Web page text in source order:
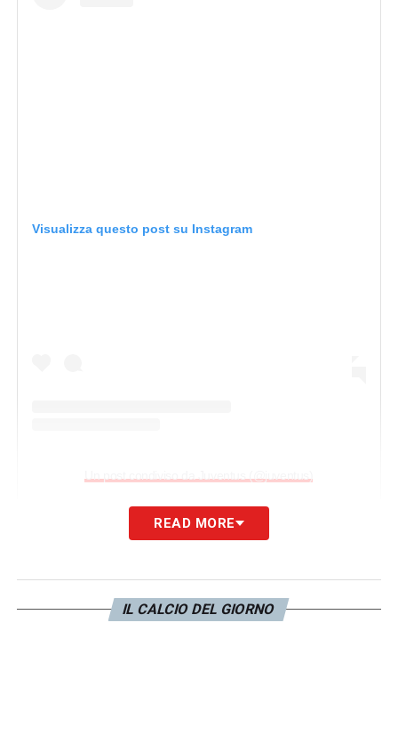
Visualizza questo post su Instagram
Il club ha raccontato la giornata di De Sciglio
(cliccaqui) dedicata a lui.
READ MORE
IL CALCIO DEL GIORNO